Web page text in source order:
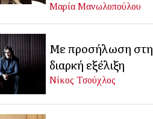
Μαρία Μανωλοπούλου
Με προσήλωση στη
διαρκή εξέλιξη
Νίκος Τσούχλος